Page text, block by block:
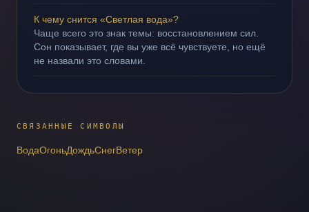
К чему снится «Светлая вода»?
Чаще всего это знак темы: восстановлением сил.
Сон показывает, где вы уже всё чувствуете, но ещё
не назвали это словами.
СВЯЗАННЫЕ СИМВОЛЫ
ВодаОгоньДождьСнегВетер